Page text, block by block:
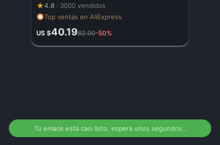
★4.8
3000 vendidos
Top ventas en AliExpress
US $40.1982.00-50%
Tu enlace está casi listo, espera unos segundos...